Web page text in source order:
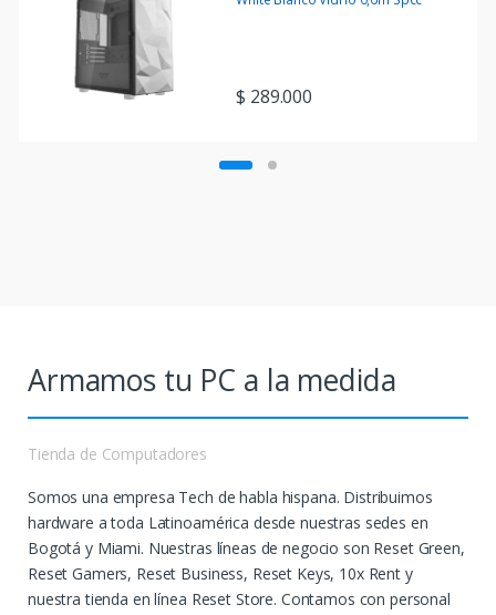
$ 289.000
Armamos tu PC a la medida
Tienda de Computadores
Somos una empresa Tech de habla hispana. Distribuimos
hardware a toda Latinoamérica desde nuestras sedes en
Bogotá y Miami. Nuestras líneas de negocio son Reset Green,
Reset Gamers, Reset Business, Reset Keys, 10x Rent y
nuestra tienda en línea Reset Store. Contamos con personal